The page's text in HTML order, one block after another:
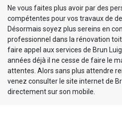
Ne vous faites plus avoir par des
compétentes pour vos travaux de
Désormais soyez plus sereins en
professionnel dans la rénovation
faire appel aux services de Brun
années déjà il ne cesse de faire le
attentes. Alors sans plus attendre
venez consulter le site internet de
directement sur son mobile.